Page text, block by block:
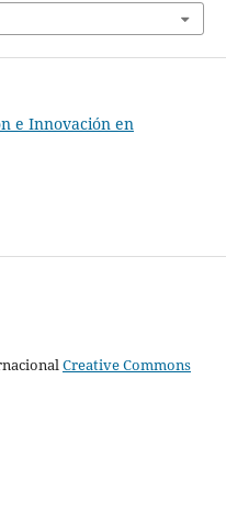
e Innovación en
Creative Commons